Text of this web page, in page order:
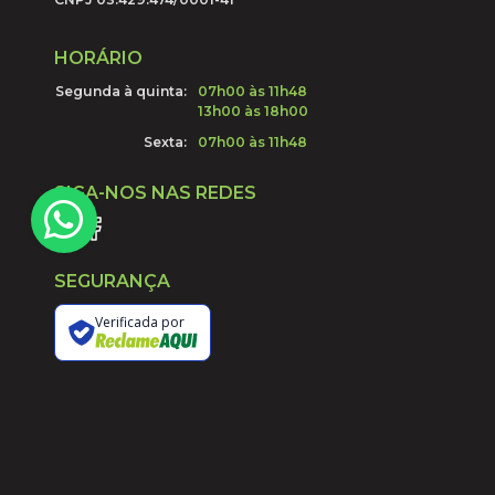
HORÁRIO
Segunda à quinta:
07h00 às 11h48
13h00 às 18h00
Sexta:
07h00 às 11h48
SIGA-NOS NAS REDES
SEGURANÇA
Verificada por